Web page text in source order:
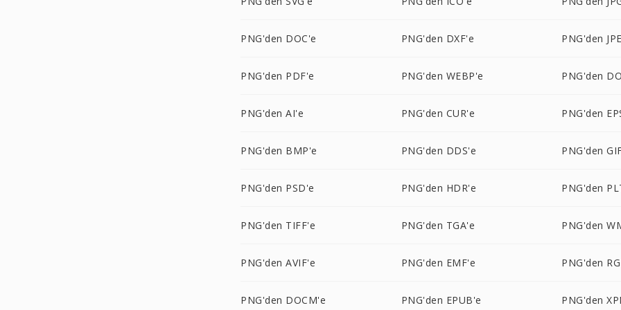
PNG'den DOC'e PNG'den DXF'e PNG'den
PNG'den PDF'e PNG'den WEBP'e PNG'den
PNG'den AI'e PNG'den CUR'e PNG'den
PNG'den BMP'e PNG'den DDS'e PNG'den
PNG'den PSD'e PNG'den HDR'e PNG'den
PNG'den TIFF'e PNG'den TGA'e PNG'den
PNG'den AVIF'e PNG'den EMF'e PNG'den
PNG'den DOCM'e PNG'den EPUB'e PNG'den